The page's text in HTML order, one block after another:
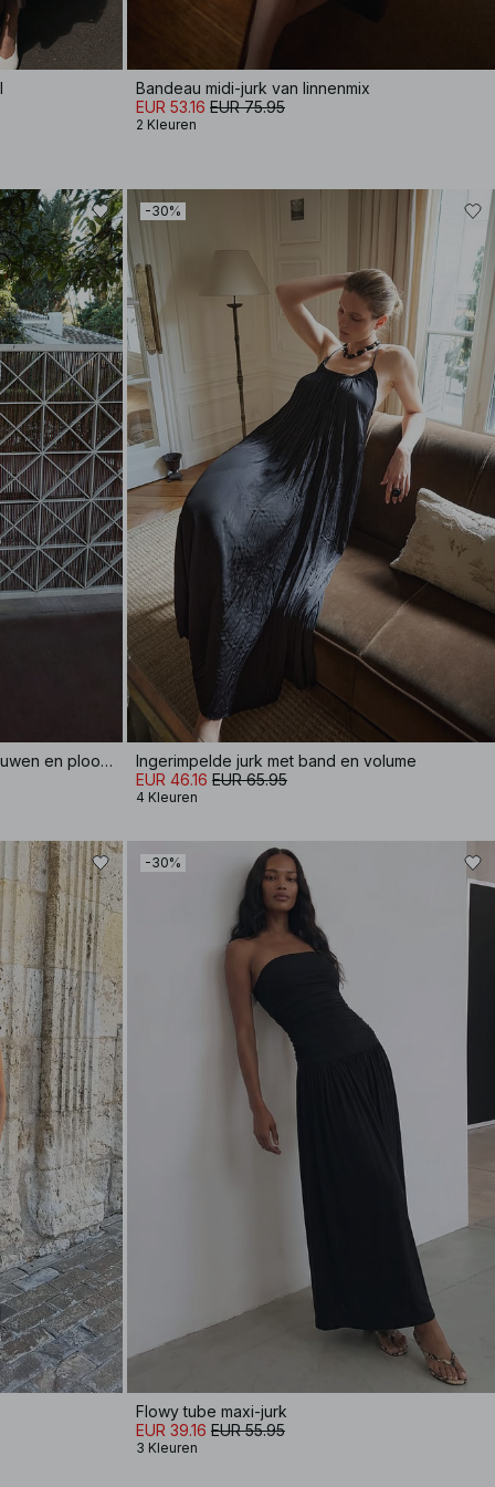
Bandeau midi-jurk van linnenmix
EUR 53.16 EUR 75.95
2 Kleuren
Katoenen mini-jurk met korte mouwen en plooien
-30%
Ingerimpelde jurk met band en volume
EUR 46.16 EUR 65.95
4 Kleuren
-30%
Flowy tube maxi-jurk
EUR 39.16 EUR 55.95
3 Kleuren